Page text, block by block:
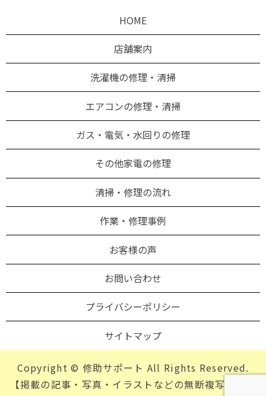
HOME
店舗案内
洗濯機の修理・清掃
エアコンの修理・清掃
ガス・電気・水回りの修理
その他家電の修理
清掃・修理の流れ
作業・修理事例
お客様の声
お問い合わせ
プライバシーポリシー
サイトマップ
Copyright © 修助サポート All Rights Reserved.
【掲載の記事・写真・イラストなどの無断複写・転載